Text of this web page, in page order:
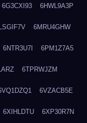
6G3CXI93 6HWL9A3P
6MRU4GHW
6NTR3U7I 6PM1Z7A5
6TPRWJZM
6VZACB5E
6XIHLDTU 6XP30R7N